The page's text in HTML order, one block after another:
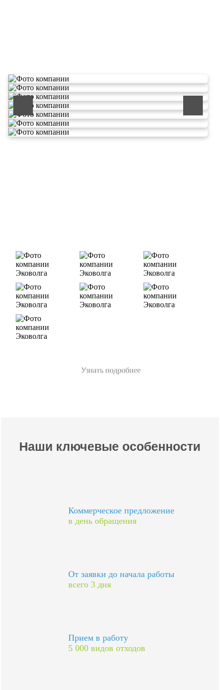
ООО «ЭКОВОЛГА» является современной и
Узнать подробнее
Наши ключевые особенности
Коммерческое предложение
в день обращения
От заявки до начала работы
всего 3 дня
Прием в работу
5 000 видов отходов